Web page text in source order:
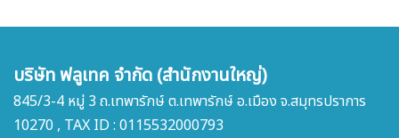
บริษัท ฟลูเทค จำกัด (สำนักงานใหญ่)
845/3-4 หมู่ 3 ถ.เทพารักษ์ ต.เทพารักษ์ อ.เมือง จ.สมุทรปราการ
10270 , TAX ID : 0115532000793